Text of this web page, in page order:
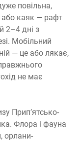
повільна,
або каяк — рафт
2–4 дні з
Мобільний
— це або лякає,
не має
Прип’ятсько-
Флора і фауна
орлани-